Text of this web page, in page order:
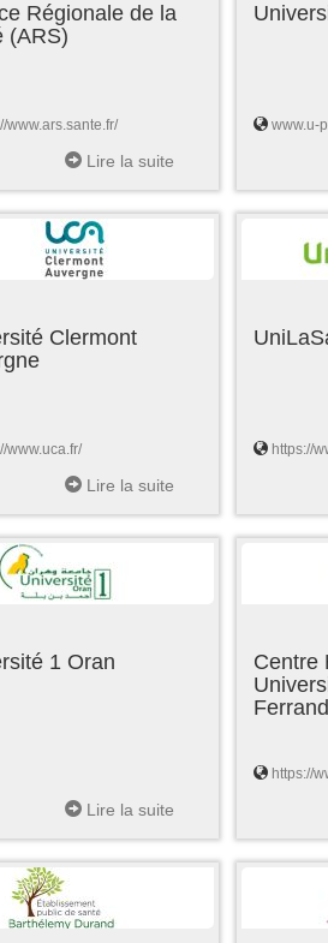
Régionale de la
(ARS)
www.ars.sante.fr/
Lire la suite
www.u-
Clermont
www.uca.fr/
Lire la suite
https://
1 Oran
Lire la suite
Centre
Ferrand
https://